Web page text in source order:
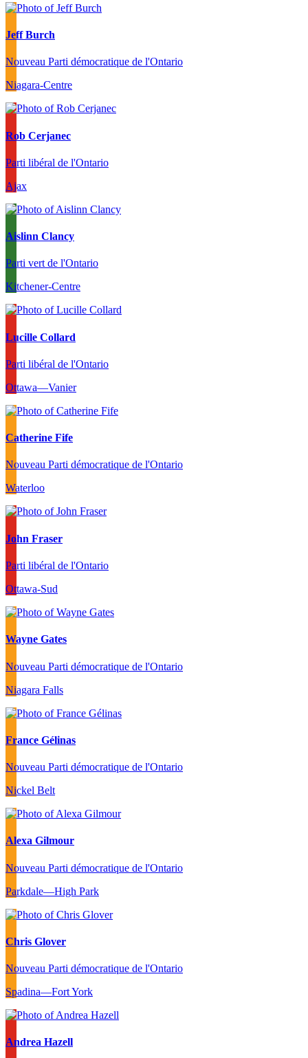
Jeff Burch
Nouveau Parti démocratique de l'Ontario
Niagara-Centre
Rob Cerjanec
Parti libéral de l'Ontario
Ajax
Aislinn Clancy
Parti vert de l'Ontario
Kitchener-Centre
Lucille Collard
Parti libéral de l'Ontario
Ottawa—Vanier
Catherine Fife
Nouveau Parti démocratique de l'Ontario
Waterloo
John Fraser
Parti libéral de l'Ontario
Ottawa-Sud
Wayne Gates
Nouveau Parti démocratique de l'Ontario
Niagara Falls
France Gélinas
Nouveau Parti démocratique de l'Ontario
Nickel Belt
Alexa Gilmour
Nouveau Parti démocratique de l'Ontario
Parkdale—High Park
Chris Glover
Nouveau Parti démocratique de l'Ontario
Spadina—Fort York
Andrea Hazell